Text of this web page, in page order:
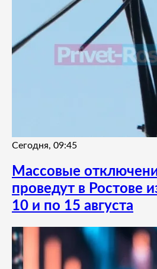
Сегодня, 09:45
Массовые
проведут в Ростове
10 и по 15 августа